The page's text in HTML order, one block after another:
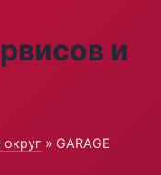
и
» GARAGE